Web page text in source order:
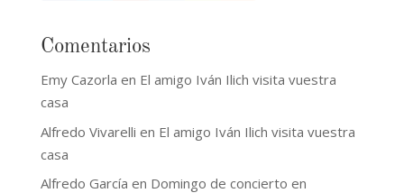
Comentarios
Emy Cazorla en El amigo Iván Ilich visita vuestra
casa
Alfredo Vivarelli en El amigo Iván Ilich visita vuestra
casa
Alfredo García en Domingo de concierto en